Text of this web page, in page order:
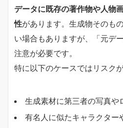
データに既存の著作物や人物
性があります。生成物そのも
い場合もありますが、「元デ
注意が必要です。
特に以下のケースではリスク
生成素材に第三者の写真や
有名人に似たキャラクター